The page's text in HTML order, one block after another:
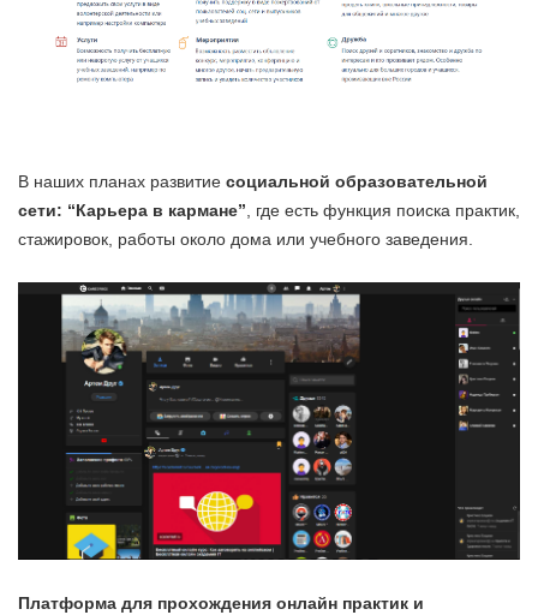
В наших планах развитие социальной образовательной
сети: “Карьера в кармане” , где есть функция поиска практик,
стажировок, работы около дома или учебного заведения.
Платформа для прохождения онлайн практик и